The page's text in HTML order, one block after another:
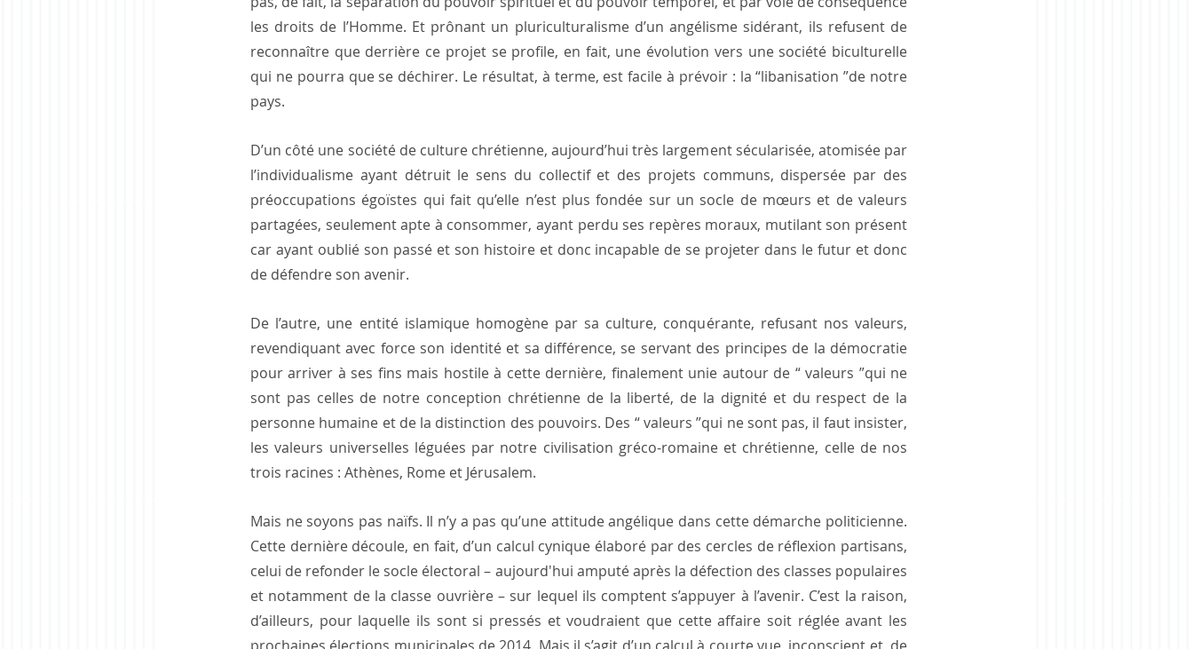
les droits de l’Homme. Et prônant un pluriculturalisme d’un angélisme sidérant, ils refusent de
reconnaître que derrière ce projet se profile, en fait, une évolution vers une société biculturelle
qui ne pourra que se déchirer. Le résultat, à terme, est facile à prévoir : la “libanisation ”de notre
pays.
D’un côté une société de culture chrétienne, aujourd’hui très largement sécularisée, atomisée par
l’individualisme ayant détruit le sens du collectif et des projets communs, dispersée par des
préoccupations égoïstes qui fait qu’elle n’est plus fondée sur un socle de mœurs et de valeurs
partagées, seulement apte à consommer, ayant perdu ses repères moraux, mutilant son présent
car ayant oublié son passé et son histoire et donc incapable de se projeter dans le futur et donc
de défendre son avenir.
De l’autre, une entité islamique homogène par sa culture, conquérante, refusant nos valeurs,
revendiquant avec force son identité et sa différence, se servant des principes de la démocratie
pour arriver à ses fins mais hostile à cette dernière, finalement unie autour de “ valeurs ”qui ne
sont pas celles de notre conception chrétienne de la liberté, de la dignité et du respect de la
personne humaine et de la distinction des pouvoirs. Des “ valeurs ”qui ne sont pas, il faut insister,
les valeurs universelles léguées par notre civilisation gréco-romaine et chrétienne, celle de nos
trois racines : Athènes, Rome et Jérusalem.
Mais ne soyons pas naïfs. Il n’y a pas qu’une attitude angélique dans cette démarche politicienne.
Cette dernière découle, en fait, d’un calcul cynique élaboré par des cercles de réflexion partisans,
celui de refonder le socle électoral – aujourd'hui amputé après la défection des classes populaires
et notamment de la classe ouvrière – sur lequel ils comptent s’appuyer à l’avenir. C’est la raison,
d’ailleurs, pour laquelle ils sont si pressés et voudraient que cette affaire soit réglée avant les